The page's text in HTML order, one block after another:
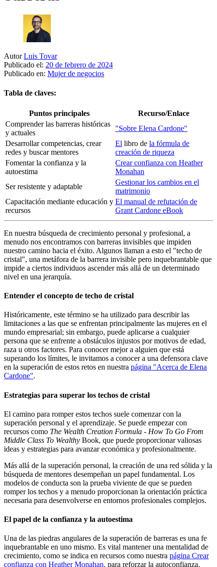
Autor Luis Tovar
Publicado el: 20 de febrero de 2024
Publicado en: Mujer de negocios
Tabla de claves:
Puntos principales
Recurso/Enlace
Comprender las barreras históricas
y actuales
"Sobre Elena Cardone"
Desarrollar competencias, crear
redes y buscar mentores
El libro de la fórmula de
creación de riqueza
Fomentar la confianza y la
autoestima
Crear confianza con Heather
Monahan
Ser resistente y adaptable
Gestionar los cambios en el
matrimonio
Capacitación mediante educación y
recursos
El manual de refutación de
Grant Cardone eBook
En nuestra búsqueda de crecimiento personal y profesional, a
menudo nos encontramos con barreras invisibles que impiden
nuestro camino hacia el éxito. Algunos llaman a esto el "techo de
cristal", una metáfora de la barrera invisible pero inquebrantable que
impide a ciertos individuos ascender más allá de un determinado
nivel en una jerarquía.
Entender el concepto de techo de cristal
Históricamente, este término se ha utilizado para describir las
limitaciones a las que se enfrentan principalmente las mujeres en el
mundo empresarial; sin embargo, puede aplicarse a cualquier
persona que se enfrente a obstáculos injustos por motivos de edad,
raza u otros factores. Para conocer mejor a alguien que está
superando los límites, le invitamos a conocer a una defensora clave
en la superación de estos retos en nuestra página "Acerca de Elena
Cardone".
Estrategias para superar los techos de cristal
El camino para romper estos techos suele comenzar con la
superación personal y el aprendizaje. Se puede empezar con
recursos como The Wealth Creation Formula - How To Go From
Middle Class To Wealthy Book, que puede proporcionar valiosas
ideas y estrategias para avanzar económica y profesionalmente.
Más allá de la superación personal, la creación de una red sólida y la
búsqueda de mentores desempeñan un papel fundamental. Los
modelos de conducta son la prueba viviente de que se pueden
romper los techos y a menudo proporcionan la orientación práctica
necesaria para desenvolverse en entornos profesionales complejos.
El papel de la confianza y la autoestima
Una de las piedras angulares de la superación de barreras es una fe
inquebrantable en uno mismo. Es vital mantener una mentalidad de
crecimiento, como se indica en recursos como nuestra página Crear
confianza con Heather Monahan, para reforzar la autoconfianza,